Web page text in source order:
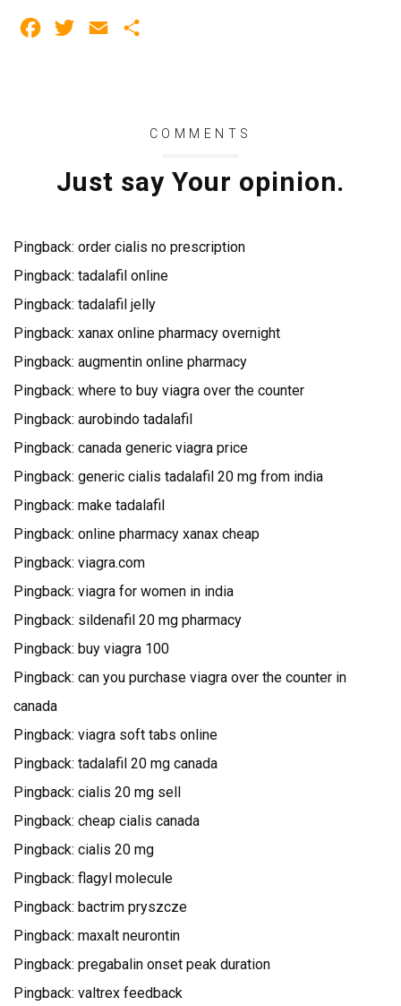
e
COMMENTS
Just say Your opinion.
Pingback: order cialis no prescription
Pingback: tadalafil online
Pingback: tadalafil jelly
Pingback: xanax online pharmacy overnight
Pingback: augmentin online pharmacy
Pingback: where to buy viagra over the counter
Pingback: aurobindo tadalafil
Pingback: canada generic viagra price
Pingback: generic cialis tadalafil 20 mg from india
Pingback: make tadalafil
Pingback: online pharmacy xanax cheap
Pingback: viagra.com
Pingback: viagra for women in india
Pingback: sildenafil 20 mg pharmacy
Pingback: buy viagra 100
Pingback: can you purchase viagra over the counter in
canada
Pingback: viagra soft tabs online
Pingback: tadalafil 20 mg canada
Pingback: cialis 20 mg sell
Pingback: cheap cialis canada
Pingback: cialis 20 mg
Pingback: flagyl molecule
Pingback: bactrim pryszcze
Pingback: maxalt neurontin
Pingback: pregabalin onset peak duration
Pingback: valtrex feedback